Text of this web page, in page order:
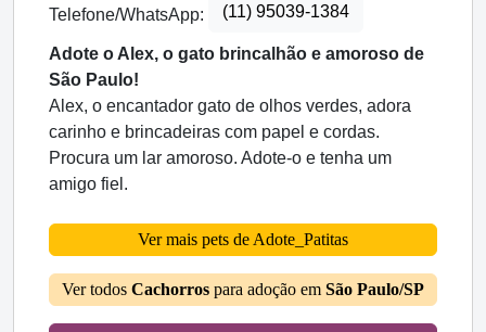
Telefone/WhatsApp: (11) 95039-1384
Adote o Alex, o gato brincalhão e amoroso de
São Paulo!
Alex, o encantador gato de olhos verdes, adora
carinho e brincadeiras com papel e cordas.
Procura um lar amoroso. Adote-o e tenha um
amigo fiel.
Ver mais pets de Adote_Patitas
Ver todos Cachorros para adoção em São Paulo/SP